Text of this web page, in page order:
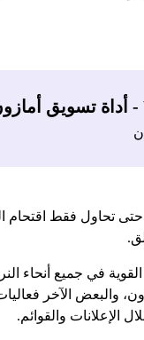
حتى تحاول فقط
في جميع أنحاء
الآخر فعاليات
والقوائم.